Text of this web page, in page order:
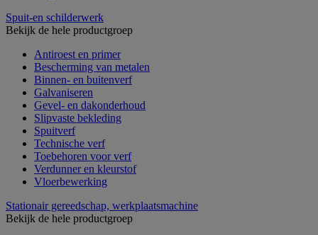
Spuit-en schilderwerk
Bekijk de hele productgroep
Antiroest en primer
Bescherming van metalen
Binnen- en buitenverf
Galvaniseren
Gevel- en dakonderhoud
Slipvaste bekleding
Spuitverf
Technische verf
Toebehoren voor verf
Verdunner en kleurstof
Vloerbewerking
Stationair gereedschap, werkplaatsmachine
Bekijk de hele productgroep